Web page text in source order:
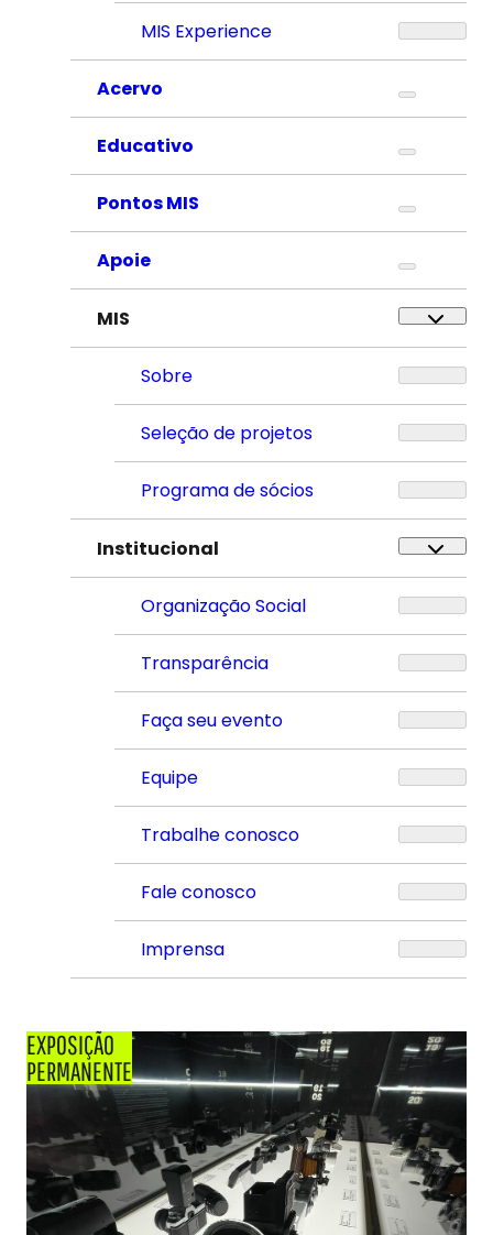
MIS Experience
Acervo
Educativo
Pontos MIS
Apoie
MIS
Sobre
Seleção de projetos
Programa de sócios
Institucional
Organização Social
Transparência
Faça seu evento
Equipe
Trabalhe conosco
Fale conosco
Imprensa
EXPOSIÇÃO
PERMANENTE